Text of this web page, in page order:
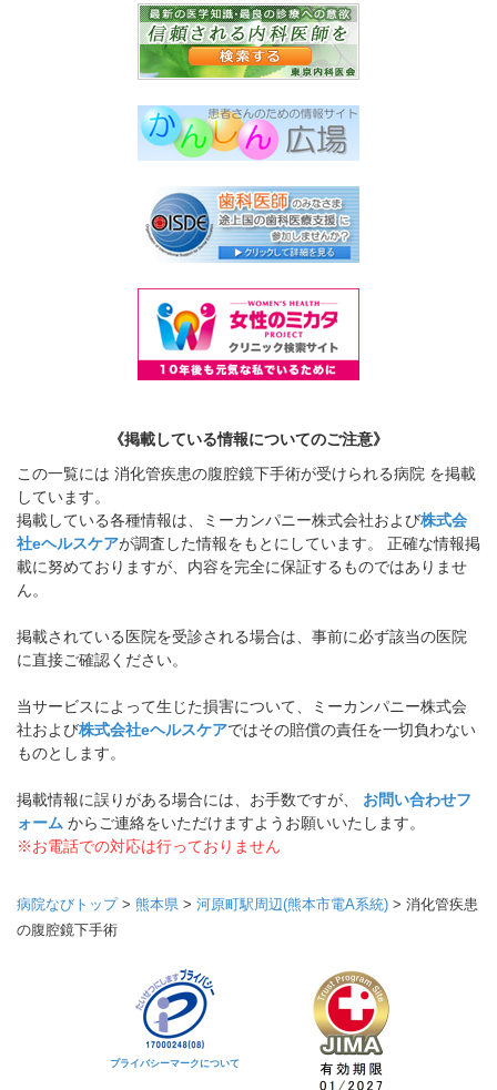
《掲載している情報についてのご注意》
この一覧には 消化管疾患の腹腔鏡下手術が受けられる病院 を掲載
しています。
掲載している各種情報は、ミーカンパニー株式会社および株式会
社eヘルスケアが調査した情報をもとにしています。 正確な情報掲
載に努めておりますが、内容を完全に保証するものではありませ
ん。
掲載されている医院を受診される場合は、事前に必ず該当の医院
に直接ご確認ください。
当サービスによって生じた損害について、ミーカンパニー株式会
社および株式会社eヘルスケアではその賠償の責任を一切負わない
ものとします。
掲載情報に誤りがある場合には、お手数ですが、 お問い合わせフ
ォーム からご連絡をいただけますようお願いいたします。
※お電話での対応は行っておりません
病院なびトップ> 熊本県 > 河原町駅周辺(熊本市電A系統) > 消化管疾患
の腹腔鏡下手術
プライバシーマークについて